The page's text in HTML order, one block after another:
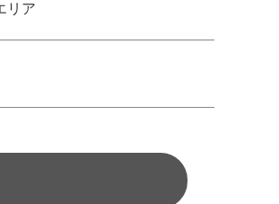
リア